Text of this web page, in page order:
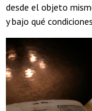
desde el objeto
y bajo qué